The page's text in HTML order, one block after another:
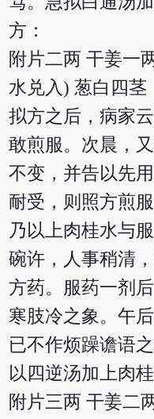
方：
附片二两 干姜一
水兑入) 葱白四茎
拟方之后，病家
敢煎服。次晨，
不变，并告以先
耐受，则照方煎
乃以上肉桂水与
碗许，人事稍清
方药。服药一剂
寒肢冷之象。午
已不作烦躁谵语
以四逆汤加上肉
附片三两 干姜二